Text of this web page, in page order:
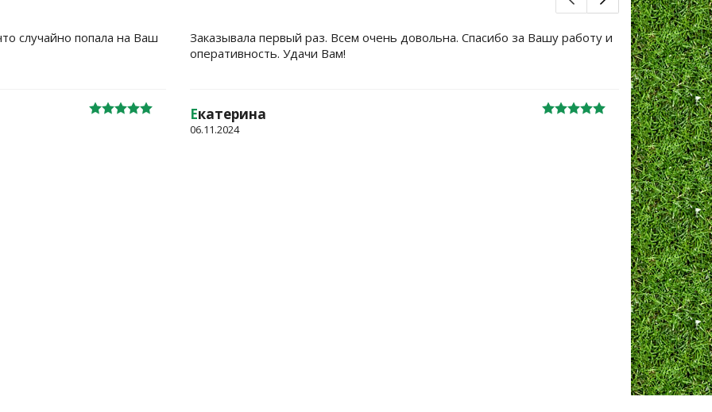
случайно попала на Ваш
Заказывала первый раз. Всем очень довольна. Спасибо за Вашу работу и
оперативность. Удачи Вам!
Екатерина
06.11.2024
Большое
уже не
Жанна
06.10.2024